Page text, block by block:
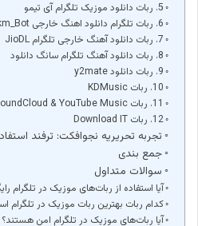
5. ربات دانلود موزیک تلگرام آی تیمو
6. ربات تلگرام دانلود اهنگ خارجی Vkm_Bot
7. ربات دانلود آهنگ خارجی تلگرام JioDL
8. ربات دانلود آهنگ تلگرام سانگ دانلود
9. ربات دانلود y2mate
10. ربات KDMusic
11. ربات SoundCloud & YouTube Music
12. ربات Download IT
تجربه تحریریه نجوافکت: ترفند
جمع بندی
سوالات متداول
آیا استفاده از ربات‌های موزیک در تلگرام
کدام ربات بهترین ربات موزیک در تلگرام
آیا ربات‌های موزیک در تلگرام امن هستند؟